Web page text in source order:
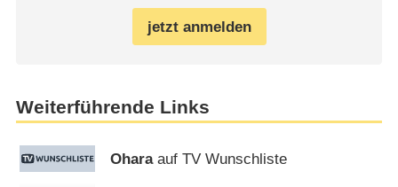
jetzt anmelden
Weiterführende Links
Oharaauf TV Wunschliste